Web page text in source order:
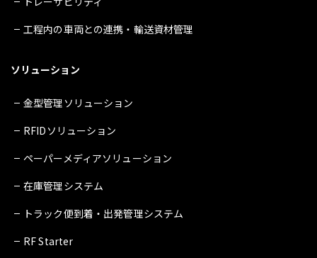
工程内の車両との連携・輸送資材管理
ソリューション
金型管理ソリューション
RFIDソリューション
ペーパーメディアソリューション
在庫管理システム
トラック便到着・出発管理システム
RF Starter